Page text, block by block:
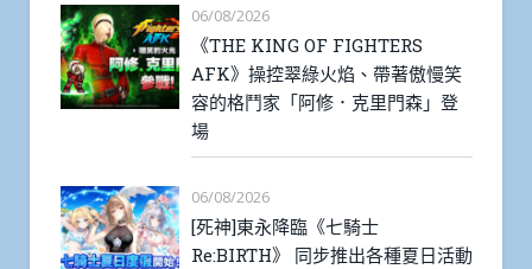
06/08/2026
《THE KING OF FIGHTERS
AFK》操控翠綠火焰、帶著傲慢笑
容的格鬥家「阿修．克里門森」登
場
06/08/2026
[死神]東永降臨《七騎士
Re:BIRTH》 同步推出各種夏日活動